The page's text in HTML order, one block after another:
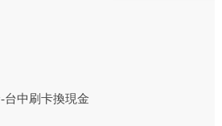
台中刷卡換現金